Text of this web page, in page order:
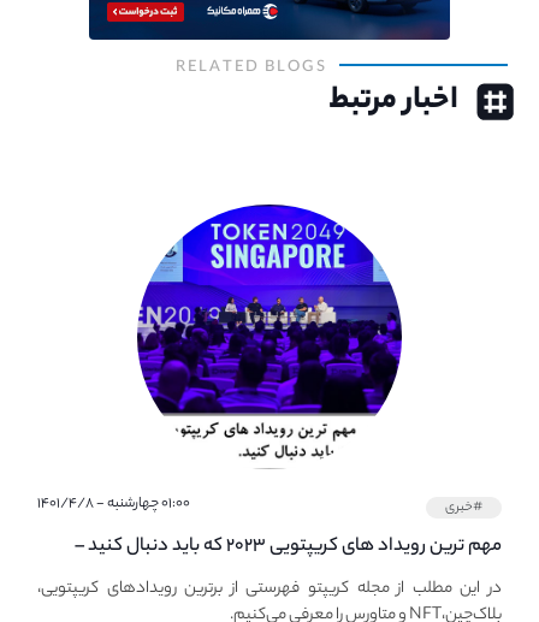
RELATED BLOGS
اخبار مرتبط
#خبری ۰۱:۰۰ چهارشنبه - ۱۴۰۱/۴/۸
مهم ترین رویداد های کریپتویی ۲۰۲۳ که باید دنبال کنید –
معرفی بهترین رویداد های جهانی
در این مطلب از مجله کریپتو فهرستی از برترین رویدادهای کریپتویی،
بلاک‌چین،NFT و متاورس را معرفی می‌کنیم.